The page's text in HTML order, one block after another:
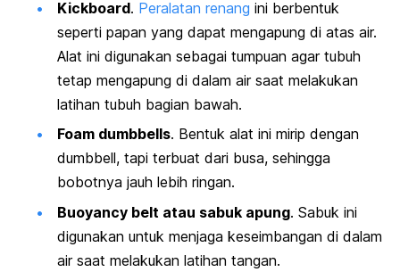
Kickboard. Peralatan renang ini berbentuk
seperti papan yang dapat mengapung di atas air.
Alat ini digunakan sebagai tumpuan agar tubuh
tetap mengapung di dalam air saat melakukan
latihan tubuh bagian bawah.
Foam dumbbells. Bentuk alat ini mirip dengan
dumbbell, tapi terbuat dari busa, sehingga
bobotnya jauh lebih ringan.
Buoyancy belt atau sabuk apung. Sabuk ini
digunakan untuk menjaga keseimbangan di dalam
air saat melakukan latihan tangan.